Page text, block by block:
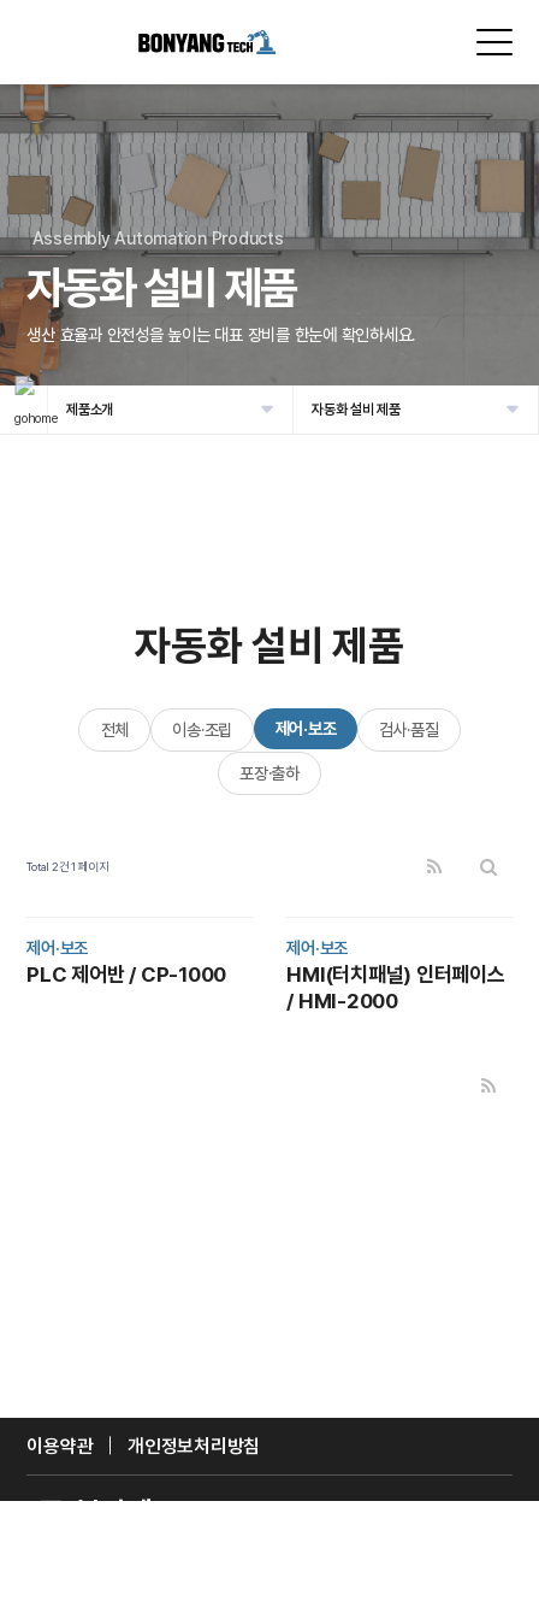
Assembly Automation Products
자동화 설비 제품
생산 효율과 안전성을 높이는 대표 장비를 한눈에 확인하세요.
제품소개 자동화 설비 제품
자동화 설비 제품
전체 이송·조립 제어·보조 검사·품질
포장·출하
Total 2건1 페이지
제어·보조
PLC 제어반 / CP-1000
제어·보조
HMI(터치패널) 인터페이스
/ HMI-2000
이용약관 개인정보처리방침
(주)본양테크